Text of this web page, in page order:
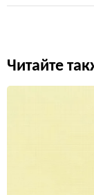
Читайте